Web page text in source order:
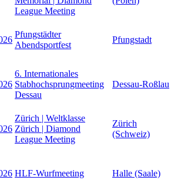
League Meeting
Pfungstädter
Abendsportfest
Pfungstadt
6. Internationales
Stabhochsprungmeeting
Dessau
Dessau-Roßlau
Zürich | Weltklasse
Zürich | Diamond
League Meeting
Zürich
(Schweiz)
HLF-Wurfmeeting Halle (Saale)